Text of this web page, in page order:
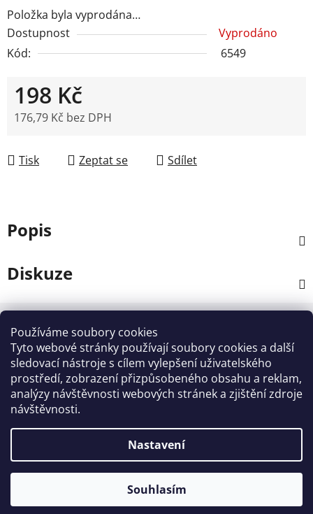
Používáme soubory cookies
Tyto webové stránky používají soubory cookies a další
sledovací nástroje s cílem vylepšení uživatelského
prostředí, zobrazení přizpůsobeného obsahu a reklam,
analýzy návštěvnosti webových stránek a zjištění zdroje
návštěvnosti.
Nastavení
Souhlasím
Položka byla vyprodána…
Dostupnost
Vyprodáno
Kód:
6549
198 Kč
176,79 Kč bez DPH
Tisk
Zeptat se Sdílet
Popis
Diskuze
Z
Kontakt
info@zahradnictvi-rool.cz
+420728 841700
Vytvořil Shoptet
ZAHRADNICTVI - ROOL
práva vyhrazena.